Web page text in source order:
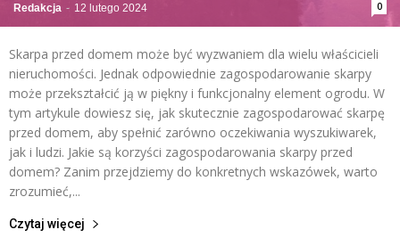
Redakcja - 12 lutego 2024 0
Skarpa przed domem może być wyzwaniem dla wielu właścicieli
nieruchomości. Jednak odpowiednie zagospodarowanie skarpy
może przekształcić ją w piękny i funkcjonalny element ogrodu. W
tym artykule dowiesz się, jak skutecznie zagospodarować skarpę
przed domem, aby spełnić zarówno oczekiwania wyszukiwarek,
jak i ludzi. Jakie są korzyści zagospodarowania skarpy przed
domem? Zanim przejdziemy do konkretnych wskazówek, warto
zrozumieć,...
Czytaj więcej